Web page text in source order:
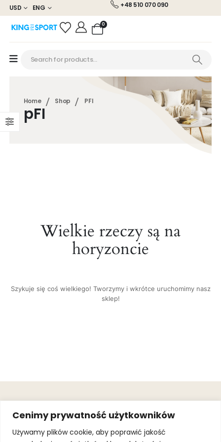
Cenimy prywatność użytkowników
Używamy plików cookie, aby poprawić jakość
USD ENG +48 510 070 090
0
Home Shop PFI
pFI
Wielkie rzeczy są na
horyzoncie
Szykuje się coś wielkiego! Tworzymy i wkrótce uruchomimy nasz
sklep!
+48 510 070
JOIN OUR
MAILING
OBSŁUGA
KLIENTA
Gwarancja
.
.